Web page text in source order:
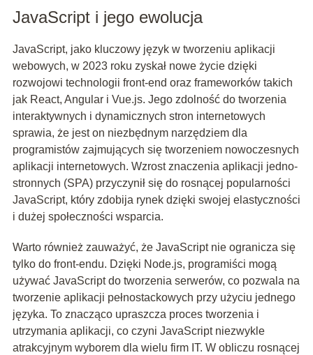
JavaScript i jego ewolucja
JavaScript, jako kluczowy język w tworzeniu aplikacji
webowych, w 2023 roku zyskał nowe życie dzięki
rozwojowi technologii front-end oraz frameworków takich
jak React, Angular i Vue.js. Jego zdolność do tworzenia
interaktywnych i dynamicznych stron internetowych
sprawia, że jest on niezbędnym narzędziem dla
programistów zajmujących się tworzeniem nowoczesnych
aplikacji internetowych. Wzrost znaczenia aplikacji jedno-
stronnych (SPA) przyczynił się do rosnącej popularności
JavaScript, który zdobija rynek dzięki swojej elastyczności
i dużej społeczności wsparcia.
Warto również zauważyć, że JavaScript nie ogranicza się
tylko do front-endu. Dzięki Node.js, programiści mogą
używać JavaScript do tworzenia serwerów, co pozwala na
tworzenie aplikacji pełnostackowych przy użyciu jednego
języka. To znacząco upraszcza proces tworzenia i
utrzymania aplikacji, co czyni JavaScript niezwykle
atrakcyjnym wyborem dla wielu firm IT. W obliczu rosnącej